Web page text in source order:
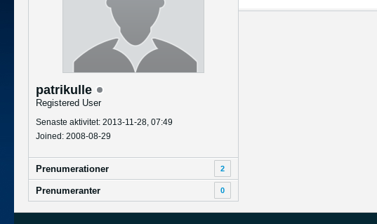
patrikulle
Registered User
Senaste aktivitet: 2013-11-28, 07:49
Joined: 2008-08-29
Prenumerationer 2
Prenumeranter 0